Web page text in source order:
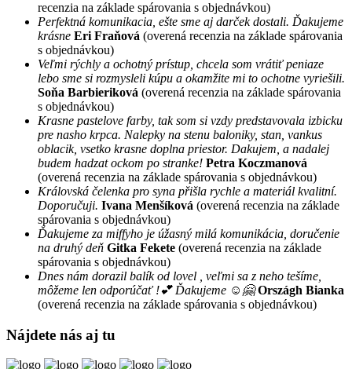
recenzia na základe spárovania s objednávkou)
Perfektná komunikacia, ešte sme aj darček dostali. Ďakujeme
krásne Eri Fraňová (overená recenzia na základe spárovania
s objednávkou)
Veľmi rýchly a ochotný prístup, chcela som vrátiť peniaze
lebo sme si rozmysleli kúpu a okamžite mi to ochotne vyriešili.
Soňa Barbieriková (overená recenzia na základe spárovania
s objednávkou)
Krasne pastelove farby, tak som si vzdy predstavovala izbicku
pre nasho krpca. Nalepky na stenu baloniky, stan, vankus
oblacik, vsetko krasne doplna priestor. Dakujem, a nadalej
budem hadzat ockom po stranke! Petra Koczmanová
(overená recenzia na základe spárovania s objednávkou)
Královská čelenka pro syna přišla rychle a materiál kvalitní.
Doporučuji. Ivana Menšíková (overená recenzia na základe
spárovania s objednávkou)
Ďakujeme za miffyho je úžasný milá komunikácia, doručenie
na druhý deň Gitka Fekete (overená recenzia na základe
spárovania s objednávkou)
Dnes nám dorazil balík od lovel , veľmi sa z neho tešíme,
môžeme len odporúčať !💕 Ďakujeme ☺️🤗 Országh Bianka
(overená recenzia na základe spárovania s objednávkou)
Nájdete nás aj tu